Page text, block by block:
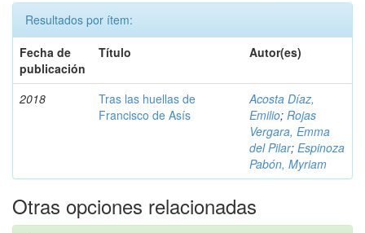
Resultados por ítem:
Fecha de
publicación
Título Autor(es)
2018
Tras las huellas de
Francisco de Asís
Acosta Díaz,
Emilio; Rojas
Vergara, Emma
del Pilar; Espinoza
Pabón, Myriam
Otras opciones relacionadas